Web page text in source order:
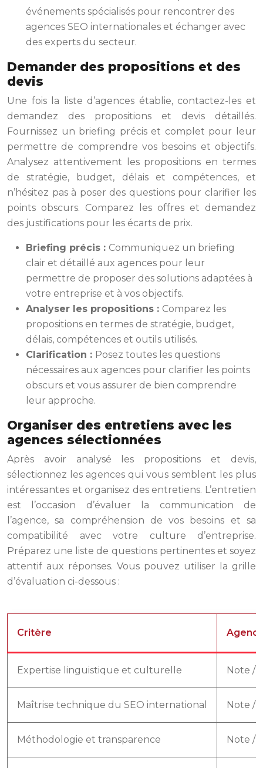
événements spécialisés pour rencontrer des
agences SEO internationales et échanger avec
des experts du secteur.
Demander des propositions et des
devis
Une fois la liste d’agences établie, contactez-les et
demandez des propositions et devis détaillés.
Fournissez un briefing précis et complet pour leur
permettre de comprendre vos besoins et objectifs.
Analysez attentivement les propositions en termes
de stratégie, budget, délais et compétences, et
n’hésitez pas à poser des questions pour clarifier les
points obscurs. Comparez les offres et demandez
des justifications pour les écarts de prix.
Briefing précis : Communiquez un briefing
clair et détaillé aux agences pour leur
permettre de proposer des solutions adaptées à
votre entreprise et à vos objectifs.
Analyser les propositions : Comparez les
propositions en termes de stratégie, budget,
délais, compétences et outils utilisés.
Clarification : Posez toutes les questions
nécessaires aux agences pour clarifier les points
obscurs et vous assurer de bien comprendre
leur approche.
Organiser des entretiens avec les
agences sélectionnées
Après avoir analysé les propositions et devis,
sélectionnez les agences qui vous semblent les plus
intéressantes et organisez des entretiens. L’entretien
est l’occasion d’évaluer la communication de
l’agence, sa compréhension de vos besoins et sa
compatibilité avec votre culture d’entreprise.
Préparez une liste de questions pertinentes et soyez
attentif aux réponses. Vous pouvez utiliser la grille
d’évaluation ci-dessous :
Critère
Expertise linguistique et culturelle Note /
Maîtrise technique du SEO international Note /
Méthodologie et transparence Note /